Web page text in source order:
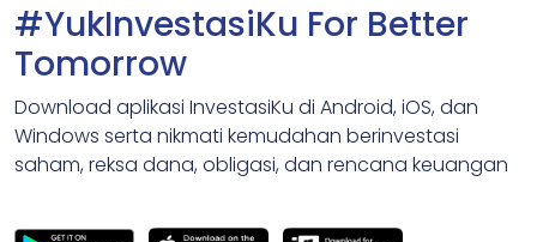
#YukInvestasiKu For Better
Tomorrow
Download aplikasi InvestasiKu di Android, iOS, dan
Windows serta nikmati kemudahan berinvestasi
saham, reksa dana, obligasi, dan rencana keuangan